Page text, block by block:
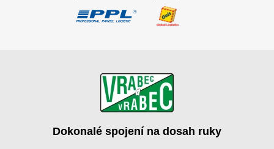
Dokonalé spojení na dosah ruky